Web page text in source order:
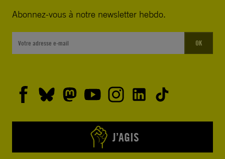
Abonnez-vous à notre newsletter hebdo.
OK
J’AGIS